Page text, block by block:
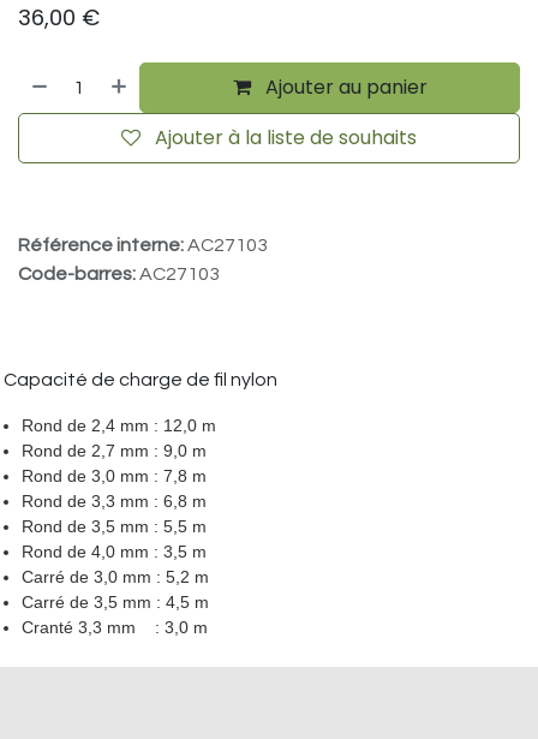
36,00 €
Ajouter au panier
Ajouter à la liste de souhaits
Référence interne:AC27103
Code-barres:AC27103
Capacité de charge de fil nylon
Rond de 2,4 mm : 12,0 m
Rond de 2,7 mm : 9,0 m
Rond de 3,0 mm : 7,8 m
Rond de 3,3 mm : 6,8 m
Rond de 3,5 mm : 5,5 m
Rond de 4,0 mm : 3,5 m
Carré de 3,0 mm : 5,2 m
Carré de 3,5 mm : 4,5 m
Cranté 3,3 mm : 3,0 m